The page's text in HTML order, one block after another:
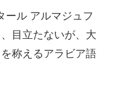
目立たないが、大
称えるアラビア語